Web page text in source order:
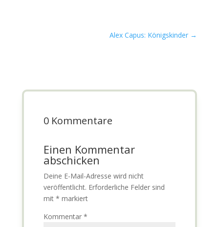
Alex Capus: Königskinder →
0 Kommentare
Einen Kommentar
abschicken
Deine E-Mail-Adresse wird nicht
veröffentlicht. Erforderliche Felder sind
mit * markiert
Kommentar *